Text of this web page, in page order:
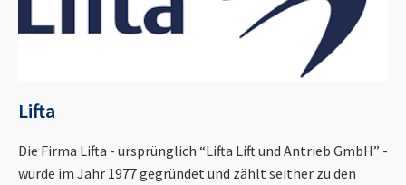
Lifta
Die Firma Lifta - ursprünglich “Lifta Lift und Antrieb GmbH” -
wurde im Jahr 1977 gegründet und zählt seither zu den